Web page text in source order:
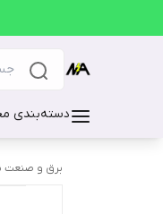
دسته‌بندی
برق و صنعت